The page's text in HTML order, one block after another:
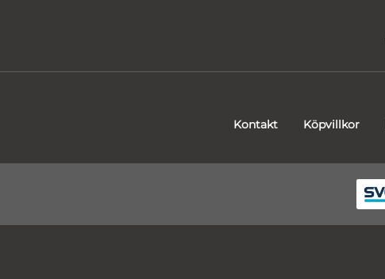
Kontakt Köpvillkor